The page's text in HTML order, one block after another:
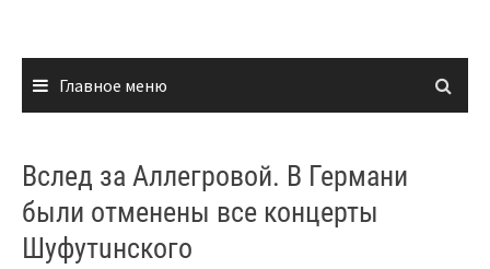
Главное меню
Вслед за Аллегровой. В Германи
были отменены все концерты
Шуфутuнского